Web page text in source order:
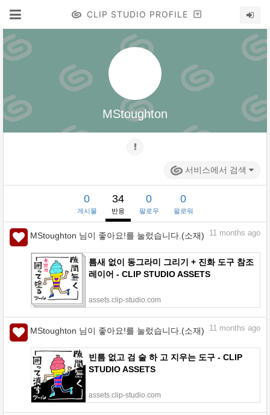
CLIP STUDIO PROFILE
MStoughton
서비스에서 검색
0
게시물
34
반응
0
팔로우
0
팔로워
MStoughton 님이 좋아요!를 눌렀습니다.(소재) 11 months ago
틈새 없이 동그라미 그리기 + 진화 도구 참조
레이어 - CLIP STUDIO ASSETS
assets.clip-studio.com
MStoughton 님이 좋아요!를 눌렀습니다.(소재) 11 months ago
빈틈 없고 검 술 하 고 지우는 도구 - CLIP
STUDIO ASSETS
assets.clip-studio.com